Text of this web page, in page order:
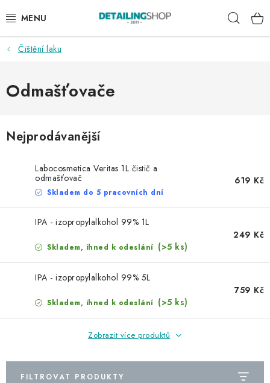
na
AKCE
NOVINKY
INTERIÉR
PŘÍSLUŠENSTVÍ
DÁRKOVÉ SADY A POUKAZY
NAŠE SLUŽBY
KONTAKTY
PRODÁVANÉ ZNAČKY
BYDLENÍ
Čištění laku
Odmašťovače
Nejprodávanější
Labocosmetica Veritas 1L čistič a
odmašťovač
Skladem do 5 pracovních dní
619 Kč
IPA - izopropylalkohol 99% 1L
Skladem, ihned k odeslání (>5 ks)
249 Kč
IPA - izopropylalkohol 99% 5L
Skladem, ihned k odeslání (>5 ks)
759 Kč
Zobrazit více produktů
FILTROVAT PRODUKTY